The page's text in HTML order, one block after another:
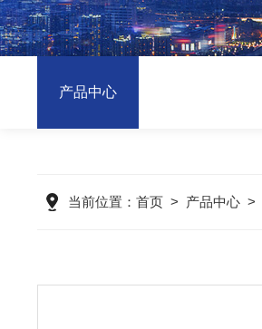
产品中心
当前位置： 首页> 产品中心>